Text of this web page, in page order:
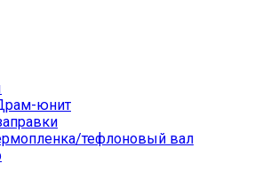
юнит
тефлоновый вал